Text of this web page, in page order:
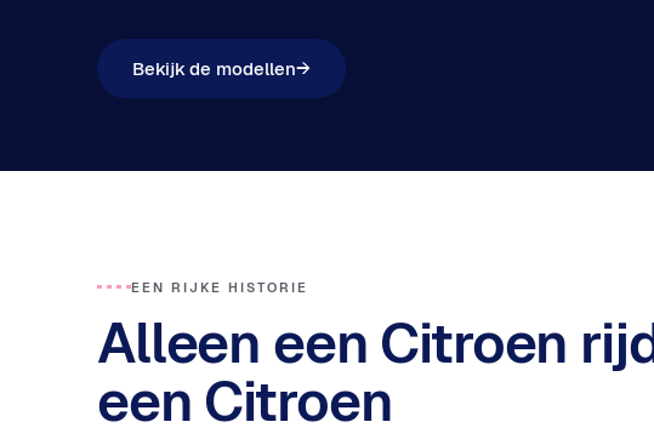
Bekijk de modellen→
EEN RIJKE HISTORIE
Alleen een Citroen
een Citroen